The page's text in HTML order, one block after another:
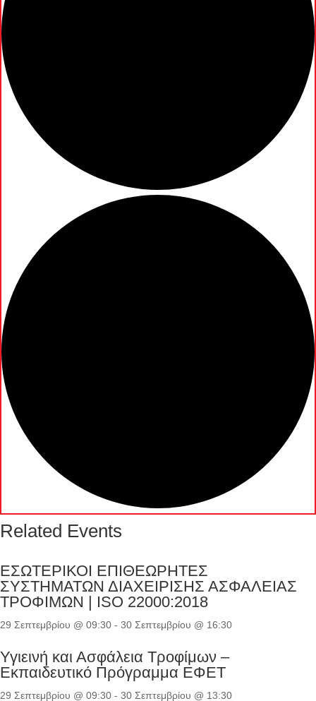
Related Events
ΕΣΩΤΕΡΙΚΟΙ ΕΠΙΘΕΩΡΗΤΕΣ
ΣΥΣΤΗΜΑΤΩΝ ΔΙΑΧΕΙΡΙΣΗΣ ΑΣΦΑΛΕΙΑΣ
ΤΡΟΦΙΜΩΝ | ISO 22000:2018
29 Σεπτεμβρίου @ 09:30 - 30 Σεπτεμβρίου @ 16:30
Υγιεινή και Ασφάλεια Τροφίμων –
Εκπαιδευτικό Πρόγραμμα ΕΦΕΤ
29 Σεπτεμβρίου @ 09:30 - 30 Σεπτεμβρίου @ 13:30